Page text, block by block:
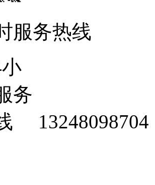
服务热线
13248098704